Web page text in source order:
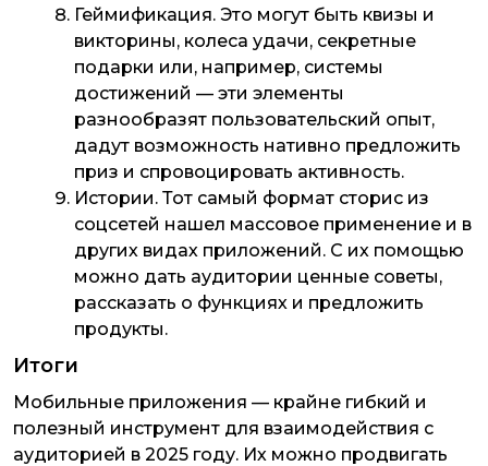
Геймификация. Это могут быть квизы и
викторины, колеса удачи, секретные
подарки или, например, системы
достижений — эти элементы
разнообразят пользовательский опыт,
дадут возможность нативно предложить
приз и спровоцировать активность.
Истории. Тот самый формат сторис из
соцсетей нашел массовое применение и в
других видах приложений. С их помощью
можно дать аудитории ценные советы,
рассказать о функциях и предложить
продукты.
Итоги
Мобильные приложения — крайне гибкий и
полезный инструмент для взаимодействия с
аудиторией в 2025 году. Их можно продвигать